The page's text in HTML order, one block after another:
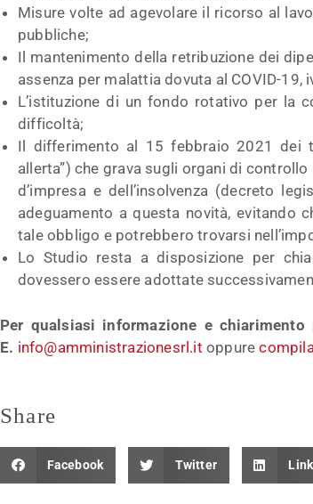
Misure volte ad agevolare il ricorso al
pubbliche;
Il mantenimento della retribuzione dei
assenza per malattia dovuta al COVID-
L’istituzione di un fondo rotativo per la
difficoltà;
Il differimento al 15 febbraio 2021 dei
allerta”) che grava sugli organi di
d’impresa e dell’insolvenza (decreto
adeguamento a questa novità, evitando
tale obbligo e potrebbero trovarsi
Lo Studio resta a disposizione per
dovessero essere adottate
Per qualsiasi informazione e
E. info@amministrazionesrl.it oppure
Share
Facebook Twitter